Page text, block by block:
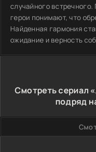
случайного
герои понимают, что
Найденная гармония
ожидание и верность
Смотреть сериал
подряд